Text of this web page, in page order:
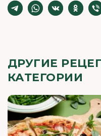
ДРУГИЕ
КАТЕГОРИИ